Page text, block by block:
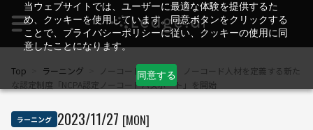
当ウェブサイトでは、ユーザーに最適な体験を提供するた
め、クッキーを使用しています。同意ボタンをクリックする
ことで、プライバシーポリシーに従い、クッキーの使用に同
意したことになります。
同意する
Top ラーニング
ノーコード推進協会 ノーコード人材を定義する新た
な認定制度「NCPA認定ノーコードパスポート」を開始
ラーニング 2023/11/27 [MON]